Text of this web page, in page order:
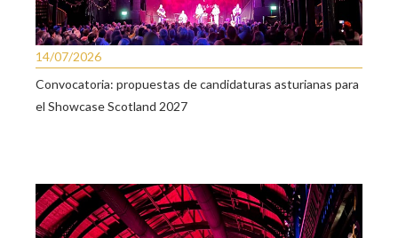
14/07/2026
Convocatoria: propuestas de candidaturas asturianas para
el Showcase Scotland 2027